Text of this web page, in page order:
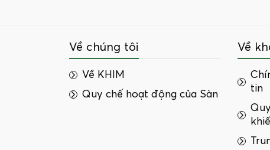
Về chúng tôi
Về KHIM
Quy chế hoạt động của Sàn
Về
tin